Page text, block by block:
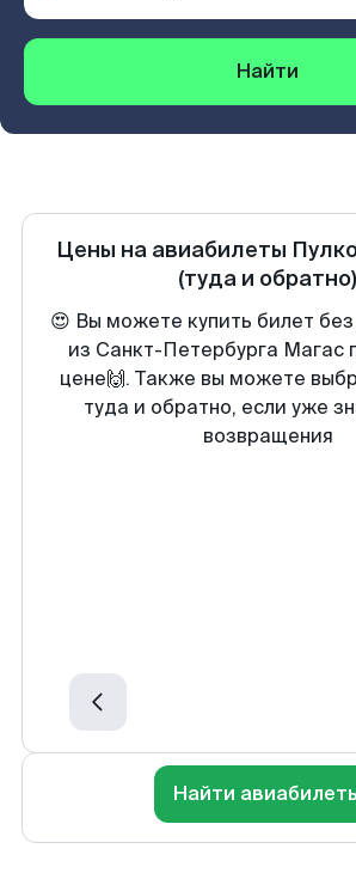
Найти
Цены на авиабилеты
(туда и обратно)
😍 Вы можете купить билет
из Санкт-Петербурга Магас
цене🙌. Также вы можете
туда и обратно, если уже
возвращения
Найти